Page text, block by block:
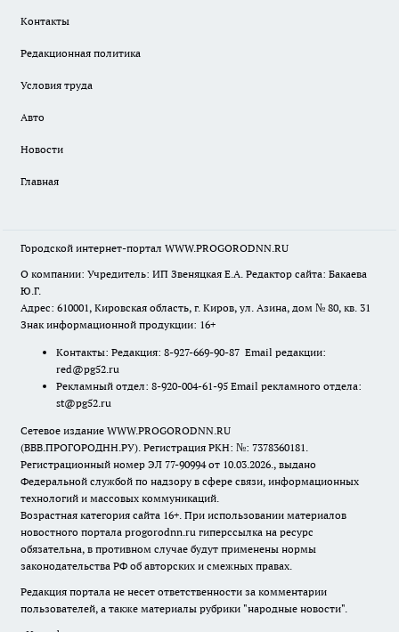
Контакты
Редакционная политика
Условия труда
Авто
Новости
Главная
Городской интернет-портал WWW.PROGORODNN.RU
О компании: Учредитель: ИП Звеняцкая Е.А. Редактор сайта: Бакаева
Ю.Г.
Адрес: 610001, Кировская область, г. Киров, ул. Азина, дом № 80, кв. 31
Знак информационной продукции: 16+
Контакты: Редакция: 8-927-669-90-87 Email редакции:
red@pg52.ru
Рекламный отдел: 8-920-004-61-95 Email рекламного отдела:
st@pg52.ru
Сетевое издание WWW.PROGORODNN.RU
(ВВВ.ПРОГОРОДНН.РУ). Регистрация РКН: №: 7378360181.
Регистрационный номер ЭЛ 77-90994 от 10.03.2026., выдано
Федеральной службой по надзору в сфере связи, информационных
технологий и массовых коммуникаций.
Возрастная категория сайта 16+. При использовании материалов
новостного портала progorodnn.ru гиперссылка на ресурс
обязательна, в противном случае будут применены нормы
законодательства РФ об авторских и смежных правах.
Редакция портала не несет ответственности за комментарии
пользователей, а также материалы рубрики "народные новости".